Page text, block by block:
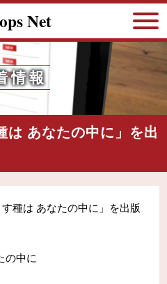
Net
情報
は あなたの中に」を出
種は あなたの中に」を出版